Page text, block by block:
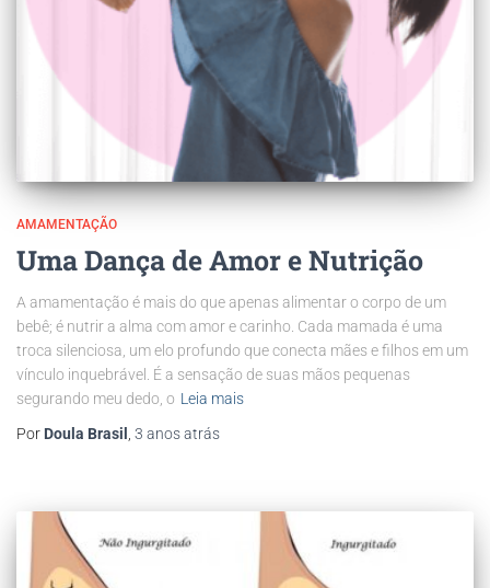
AMAMENTAÇÃO
Uma Dança de Amor e Nutrição
A amamentação é mais do que apenas alimentar o corpo de um
bebê; é nutrir a alma com amor e carinho. Cada mamada é uma
troca silenciosa, um elo profundo que conecta mães e filhos em um
vínculo inquebrável. É a sensação de suas mãos pequenas
segurando meu dedo, o Leia mais
Por Doula Brasil 3 anosatrás